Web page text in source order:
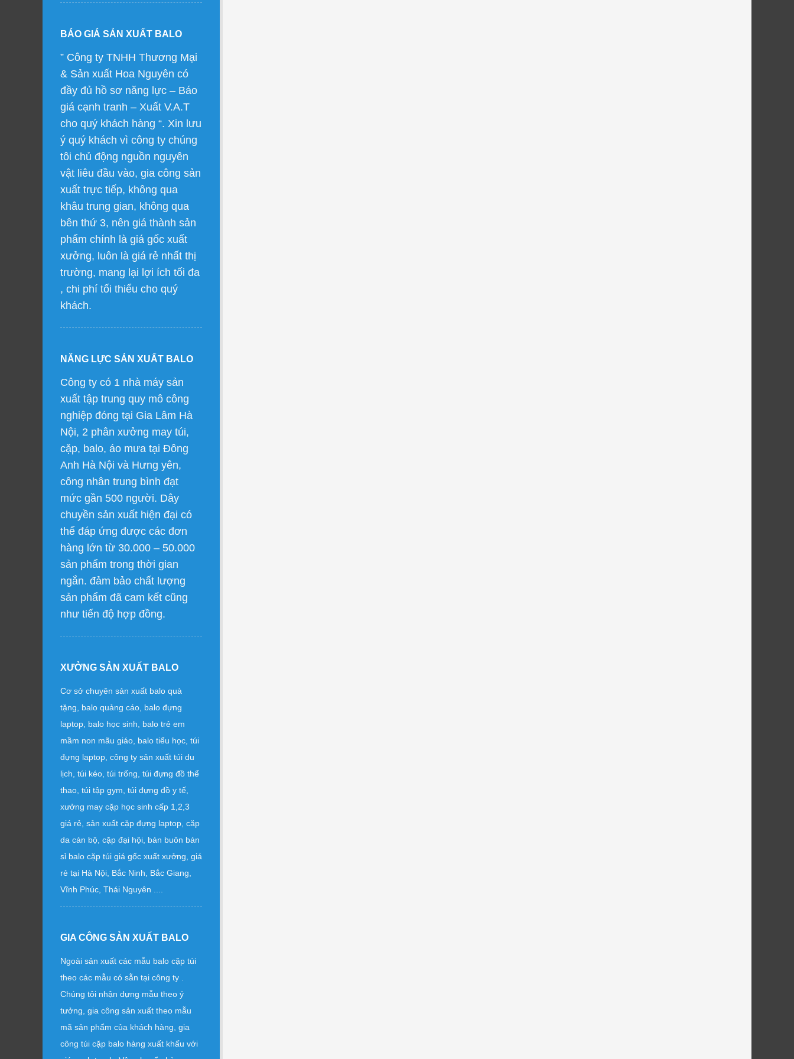
BÁO GIÁ SẢN XUẤT BALO
” Công ty TNHH Thương Mại
& Sản xuất Hoa Nguyên có
đầy đủ hồ sơ năng lực – Báo
giá cạnh tranh – Xuất V.A.T
cho quý khách hàng “. Xin lưu
ý quý khách vì công ty chúng
tôi chủ động nguồn nguyên
vật liêu đầu vào, gia công sản
xuất trực tiếp, không qua
khâu trung gian, không qua
bên thứ 3, nên giá thành sản
phẩm chính là giá gốc xuất
xưởng, luôn là giá rẻ nhất thị
trường, mang lại lợi ích tối đa
, chi phí tối thiểu cho quý
khách.
NĂNG LỰC SẢN XUẤT BALO
Công ty có 1 nhà máy sản
xuất tập trung quy mô công
nghiệp đóng tại Gia Lâm Hà
Nội, 2 phân xưởng may túi,
cặp, balo, áo mưa tại Đông
Anh Hà Nội và Hưng yên,
công nhân trung bình đạt
mức gần 500 người. Dây
chuyền sản xuất hiện đại có
thể đáp ứng được các đơn
hàng lớn từ 30.000 – 50.000
sản phẩm trong thời gian
ngắn. đảm bảo chất lượng
sản phẩm đã cam kết cũng
như tiến độ hợp đồng.
XƯỞNG SẢN XUẤT BALO
Cơ sở chuyên sản xuất balo quà
tặng, balo quảng cáo, balo đựng
laptop, balo học sinh, balo trẻ em
mầm non mãu giáo, balo tiểu học, túi
đựng laptop, công ty sản xuất túi du
lịch, túi kéo, túi trống, túi đựng đồ thể
thao, túi tập gym, túi đựng đồ y tế,
xưởng may cặp học sinh cấp 1,2,3
giá rẻ, sản xuất cặp đựng laptop, căp
da cán bộ, cặp đại hội, bán buôn bán
sỉ balo cặp túi giá gốc xuất xưởng, giá
rẻ tại Hà Nội, Bắc Ninh, Bắc Giang,
Vĩnh Phúc, Thái Nguyên ....
GIA CÔNG SẢN XUẤT BALO
Ngoài sản xuất các mẫu balo cặp túi
theo các mẫu có sẵn tại công ty .
Chúng tôi nhận dựng mẫu theo ý
tưởng, gia công sản xuất theo mẫu
mã sản phẩm của khách hàng, gia
công túi cặp balo hàng xuất khấu với